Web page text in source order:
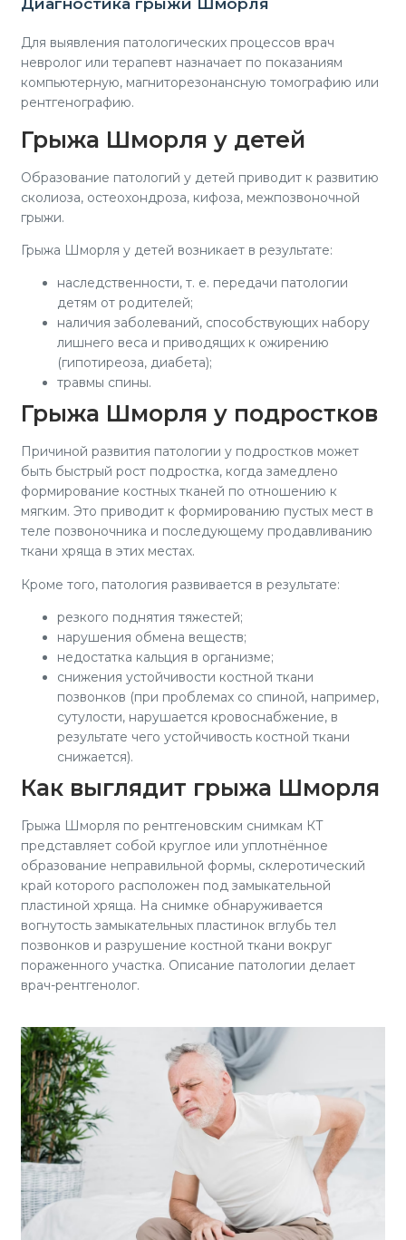
Диагностика грыжи Шморля
Для выявления патологических процессов врач
невролог или терапевт назначает по показаниям
компьютерную, магниторезонансную томографию или
рентгенографию.
Грыжа Шморля у детей
Образование патологий у детей приводит к развитию
сколиоза, остеохондроза, кифоза, межпозвоночной
грыжи.
Грыжа Шморля у детей возникает в результате:
наследственности, т. е. передачи патологии
детям от родителей;
наличия заболеваний, способствующих набору
лишнего веса и приводящих к ожирению
(гипотиреоза, диабета);
травмы спины.
Грыжа Шморля у подростков
Причиной развития патологии у подростков может
быть быстрый рост подростка, когда замедлено
формирование костных тканей по отношению к
мягким. Это приводит к формированию пустых мест в
теле позвоночника и последующему продавливанию
ткани хряща в этих местах.
Кроме того, патология развивается в результате:
резкого поднятия тяжестей;
нарушения обмена веществ;
недостатка кальция в организме;
снижения устойчивости костной ткани
позвонков (при проблемах со спиной, например,
сутулости, нарушается кровоснабжение, в
результате чего устойчивость костной ткани
снижается).
Как выглядит грыжа Шморля
Грыжа Шморля по рентгеновским снимкам КТ
представляет собой круглое или уплотнённое
образование неправильной формы, склеротический
край которого расположен под замыкательной
пластиной хряща. На снимке обнаруживается
вогнутость замыкательных пластинок вглубь тел
позвонков и разрушение костной ткани вокруг
пораженного участка. Описание патологии делает
врач-рентгенолог.